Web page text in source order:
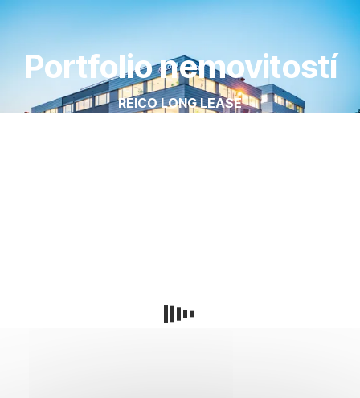
Přeskočit
Portfolio nemovitostí
REICO LONG LEASE